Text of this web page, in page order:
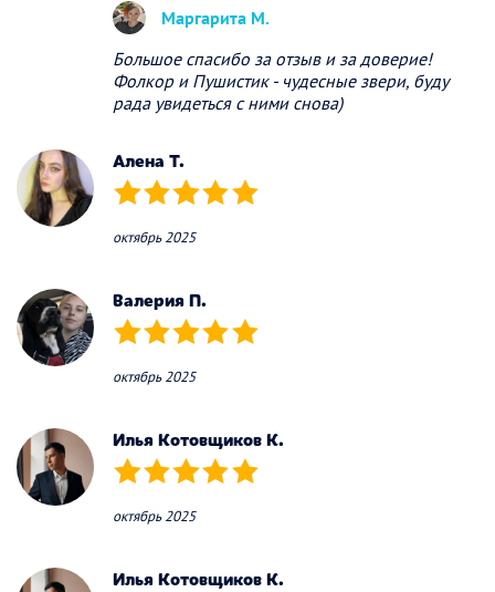
Маргарита М.
Большое спасибо за отзыв и за доверие!
Фолкор и Пушистик - чудесные звери, буду
рада увидеться с ними снова)
Алена Т.
(*) (*) (*) (*) (*)
октябрь 2025
Валерия П.
(*) (*) (*) (*) (*)
октябрь 2025
Илья Котовщиков К.
(*) (*) (*) (*) (*)
октябрь 2025
Илья Котовщиков К.